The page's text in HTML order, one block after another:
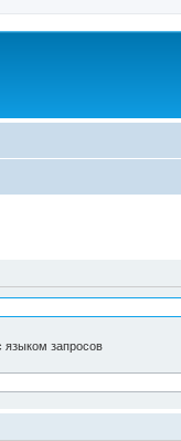
языком запросов